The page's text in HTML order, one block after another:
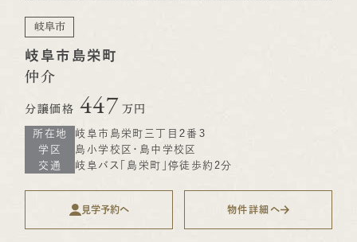
岐阜市
岐阜市島栄町
仲介
分譲価格 447 万円
所在地
岐阜市島栄町三丁目２番３
学区
島小学校区・島中学校区
交通
岐阜バス「島栄町」停徒歩約2分
見学予約へ 物件詳細へ